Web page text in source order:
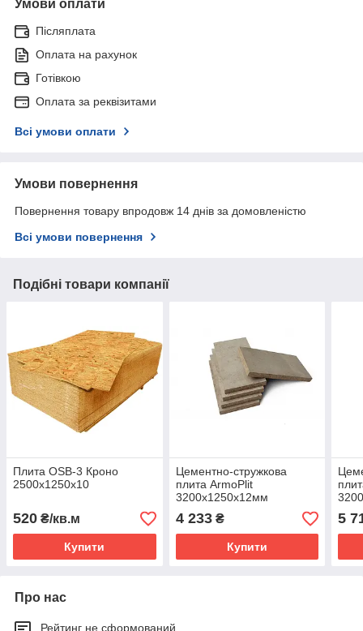
Умови оплати
Післяплата
Оплата на рахунок
Готівкою
Оплата за реквізитами
Всі умови оплати
Умови повернення
Повернення товару впродовж 14 днів за домовленістю
Всі умови повернення
Подібні товари компанії
Плита OSB-3 Кроно
2500х1250х10
520 ₴/кв.м
Купити
Цементно-стружкова
плита ArmoPlit
3200х1250х12мм
4 233₴
Купити
5
Про нас
Рейтинг не сформований